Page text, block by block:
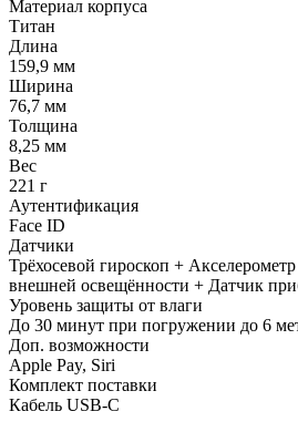
Материал корпуса
Титан
Длина
159,9 мм
Ширина
76,7 мм
Толщина
8,25 мм
Вес
221 г
Аутентификация
Face ID
Датчики
Трёхосевой гироскоп +
внешней освещённости + Датчик
Уровень защиты от влаги
До 30 минут при погружении до 6
Доп. возможности
Apple Pay, Siri
Комплект поставки
Кабель USB-C